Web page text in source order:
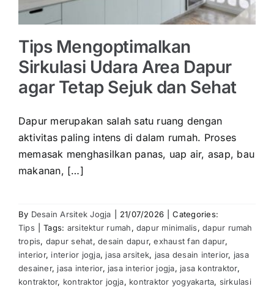
Tips Mengoptimalkan
Sirkulasi Udara Area Dapur
agar Tetap Sejuk dan Sehat
Dapur merupakan salah satu ruang dengan
aktivitas paling intens di dalam rumah. Proses
memasak menghasilkan panas, uap air, asap, bau
makanan, […]
By Desain Arsitek Jogja 21/07/2026
Categories:
Tips
Tags: arsitektur rumah, dapur minimalis,dapur rumah
tropis, dapur sehat,desain dapur,exhaust fan dapur,
interior, interior jogja, jasa arsitek, jasa desain interior, jasa
desainer, jasa interior, jasa interior jogja, jasa kontraktor,
kontraktor, kontraktor jogja, kontraktor yogyakarta, sirkulasi